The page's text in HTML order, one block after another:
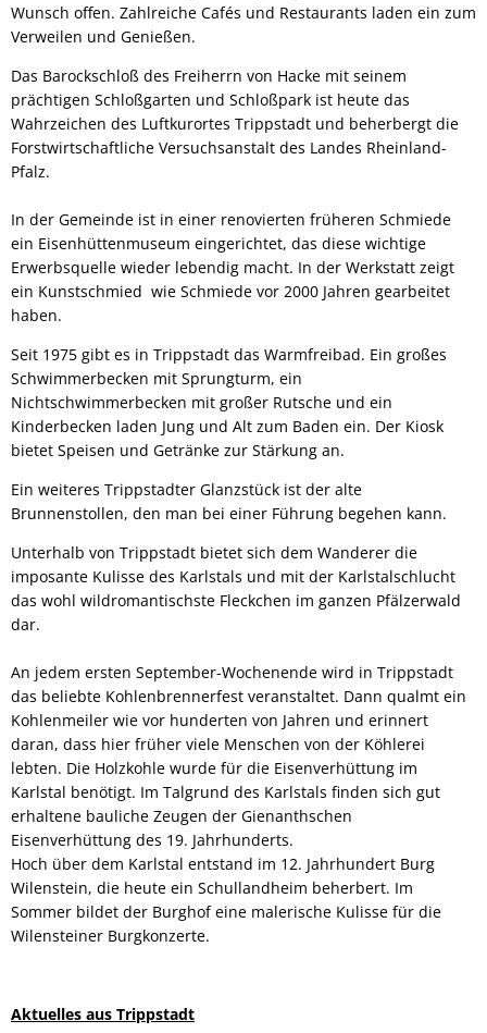
Wunsch offen. Zahlreiche Cafés und Restaurants laden ein zum
Verweilen und Genießen.
Das Barockschloß des Freiherrn von Hacke mit seinem
prächtigen Schloßgarten und Schloßpark ist heute das
Wahrzeichen des Luftkurortes Trippstadt und beherbergt die
Forstwirtschaftliche Versuchsanstalt des Landes Rheinland-
Pfalz.
In der Gemeinde ist in einer renovierten früheren Schmiede
ein Eisenhüttenmuseum eingerichtet, das diese wichtige
Erwerbsquelle wieder lebendig macht. In der Werkstatt zeigt
ein Kunstschmied wie Schmiede vor 2000 Jahren gearbeitet
haben.
Seit 1975 gibt es in Trippstadt das Warmfreibad. Ein großes
Schwimmerbecken mit Sprungturm, ein
Nichtschwimmerbecken mit großer Rutsche und ein
Kinderbecken laden Jung und Alt zum Baden ein. Der Kiosk
bietet Speisen und Getränke zur Stärkung an.
Ein weiteres Trippstadter Glanzstück ist der alte
Brunnenstollen, den man bei einer Führung begehen kann.
Unterhalb von Trippstadt bietet sich dem Wanderer die
imposante Kulisse des Karlstals und mit der Karlstalschlucht
das wohl wildromantischste Fleckchen im ganzen Pfälzerwald
dar.
An jedem ersten September-Wochenende wird in Trippstadt
das beliebte Kohlenbrennerfest veranstaltet. Dann qualmt ein
Kohlenmeiler wie vor hunderten von Jahren und erinnert
daran, dass hier früher viele Menschen von der Köhlerei
lebten. Die Holzkohle wurde für die Eisenverhüttung im
Karlstal benötigt. Im Talgrund des Karlstals finden sich gut
erhaltene bauliche Zeugen der Gienanthschen
Eisenverhüttung des 19. Jahrhunderts.
Hoch über dem Karlstal entstand im 12. Jahrhundert Burg
Wilenstein, die heute ein Schullandheim beherbert. Im
Sommer bildet der Burghof eine malerische Kulisse für die
Wilensteiner Burgkonzerte.
Aktuelles aus Trippstadt